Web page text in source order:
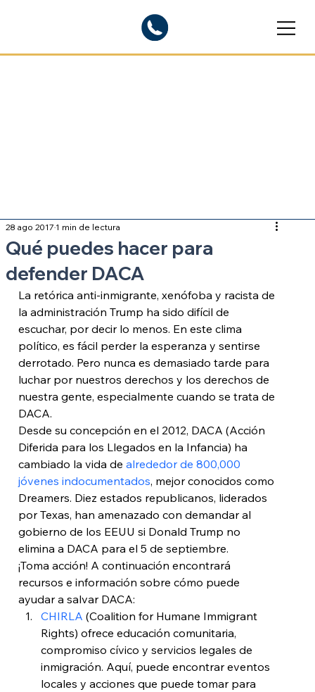
Qué puedes hacer para
defender DACA
28 ago 20171 min de lectura
La retórica anti-inmigrante, xenófoba y racista de
la administración Trump ha sido difícil de
escuchar, por decir lo menos. En este clima
político, es fácil perder la esperanza y sentirse
derrotado. Pero nunca es demasiado tarde para
luchar por nuestros derechos y los derechos de
nuestra gente, especialmente cuando se trata de
DACA.
Desde su concepción en el 2012, DACA (Acción
Diferida para los Llegados en la Infancia) ha
cambiado la vida de alrededor de 800,000
jóvenes indocumentados, mejor conocidos como
Dreamers. Diez estados republicanos, liderados
por Texas, han amenazado con demandar al
gobierno de los EEUU si Donald Trump no
elimina a DACA para el 5 de septiembre.
¡Toma acción! A continuación encontrará
recursos e información sobre cómo puede
ayudar a salvar DACA:
CHIRLA (Coalition for Humane Immigrant
Rights) ofrece educación comunitaria,
compromiso cívico y servicios legales de
inmigración. Aquí, puede encontrar eventos
locales y acciones que puede tomar para